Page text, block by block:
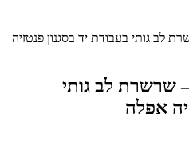
לב גותי בעבודת יד בסגנון פנטזיה
שרשרת לב גותי
אפלה